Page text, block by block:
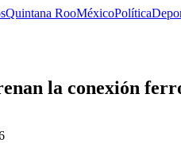
Quintana RooMéxicoPolítica
la conexión